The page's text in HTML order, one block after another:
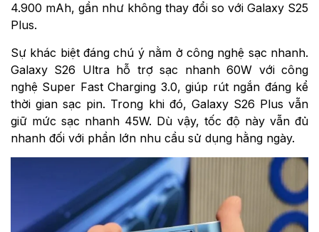
4.900 mAh, gần như không thay đổi so với Galaxy S25
Plus.
Sự khác biệt đáng chú ý nằm ở công nghệ sạc nhanh.
Galaxy S26 Ultra hỗ trợ sạc nhanh 60W với công
nghệ Super Fast Charging 3.0, giúp rút ngắn đáng kể
thời gian sạc pin. Trong khi đó, Galaxy S26 Plus vẫn
giữ mức sạc nhanh 45W. Dù vậy, tốc độ này vẫn đủ
nhanh đối với phần lớn nhu cầu sử dụng hằng ngày.